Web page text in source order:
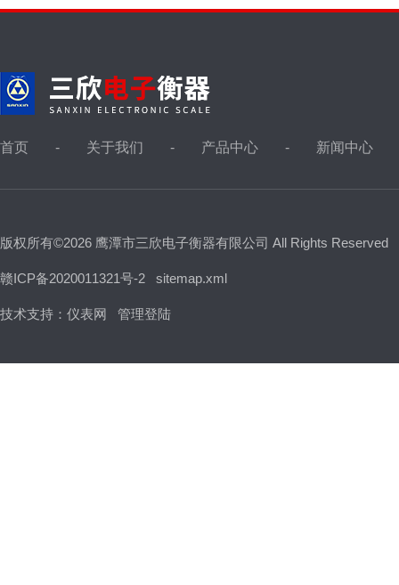
首页 关于我们 产品中心 新闻中心
版权所有©2026 鹰潭市三欣电子衡器有限公司 All Rights Reserved
赣ICP备2020011321号-2 sitemap.xml
技术支持： 仪表网 管理登陆